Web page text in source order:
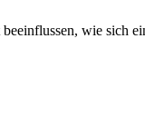
wie sich